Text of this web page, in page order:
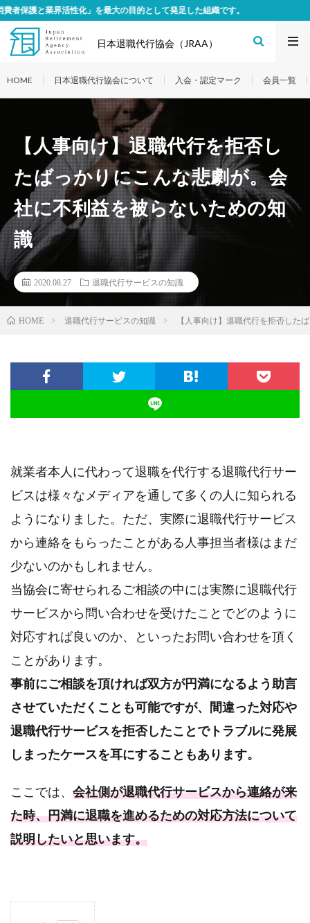
」を最大の目的として発足した組織です。
日本退職代行協会（JRAA）
HOME 日本退職代行協会について 入会・認定マーク 会員一覧
【人事向け】退職代行を拒否し
たばっかりにこんな悲劇が。会
社に不利益を被らないための知
識
2020.08.27 退職代行サービスの知識
HOME 退職代行サービスの知識 【人事向け】退職代行を拒否した
就業者本人に代わって退職を代行する退職代行サー
ビスは様々なメディアを通して多くの人に知られる
ようになりました。ただ、実際に退職代行サービス
から連絡をもらったことがある人事担当者様はまだ
少ないのかもしれません。
当協会に寄せられるご相談の中には実際に退職代行
サービスから問い合わせを受けたことでどのように
対応すれば良いのか、といったお問い合わせを頂く
ことがあります。
事前にご相談を頂ければ双方が円満になるよう助言
させていただくことも可能ですが、間違った対応や
退職代行サービスを拒否したことでトラブルに発展
しまったケースを耳にすることもあります。
ここでは、 会社側が退職代行サービスから連絡が来
た時、円満に退職を進めるための対応方法について
説明したいと思います。